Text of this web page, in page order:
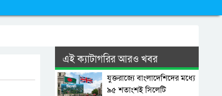
এই ক্যাটাগরির আরও খবর
যুক্তরাজ্যে বাংলাদেশিদের মধ্যে
৯৫ শতাংশই সিলেটি